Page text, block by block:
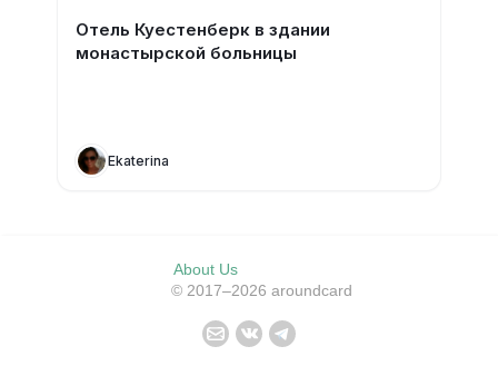
Отель Куестенберк в здании
монастырской больницы
Ekaterina
About Us
© 2017–2026 aroundcard